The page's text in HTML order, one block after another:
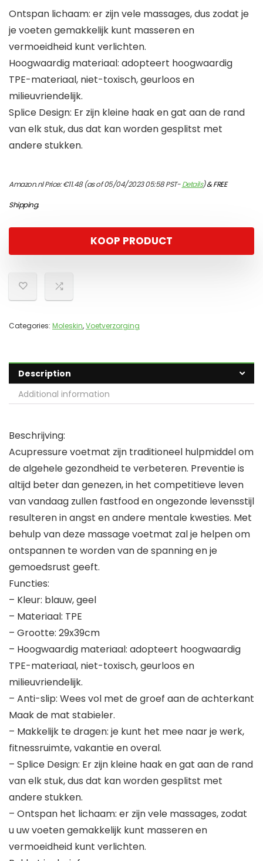
Ontspan lichaam: er zijn vele massages, dus zodat je
je voeten gemakkelijk kunt masseren en
vermoeidheid kunt verlichten.
Hoogwaardig materiaal: adopteert hoogwaardig
TPE-materiaal, niet-toxisch, geurloos en
milieuvriendelijk.
Splice Design: Er zijn kleine haak en gat aan de rand
van elk stuk, dus dat kan worden gesplitst met
andere stukken.
Amazon.nl Price:€11.48(as of 05/04/2023 05:58 PST-Details)&FREE
Shipping.
KOOP PRODUCT
Categories: Moleskin,Voetverzorging
Description
Additional information
Beschrijving:
Acupressure voetmat zijn traditioneel hulpmiddel om
de algehele gezondheid te verbeteren. Preventie is
altijd beter dan genezen, in het competitieve leven
van vandaag zullen fastfood en ongezonde levensstijl
resulteren in angst en andere mentale kwesties. Met
behulp van deze massage voetmat zal je helpen om
ontspannen te worden van de spanning en je
gemoedsrust geeft.
Functies:
– Kleur: blauw, geel
– Materiaal: TPE
– Grootte: 29x39cm
– Hoogwaardig materiaal: adopteert hoogwaardig
TPE-materiaal, niet-toxisch, geurloos en
milieuvriendelijk.
– Anti-slip: Wees vol met de groef aan de achterkant
Maak de mat stabieler.
– Makkelijk te dragen: je kunt het mee naar je werk,
fitnessruimte, vakantie en overal.
– Splice Design: Er zijn kleine haak en gat aan de rand
van elk stuk, dus dat kan worden gesplitst met
andere stukken.
– Ontspan het lichaam: er zijn vele massages, zodat
u uw voeten gemakkelijk kunt masseren en
vermoeidheid kunt verlichten.